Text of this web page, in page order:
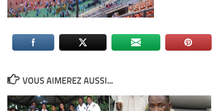
VOUS AIMEREZ AUSSI...